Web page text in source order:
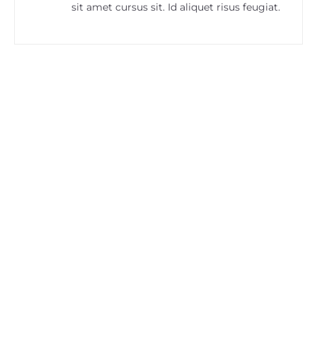
sit amet cursus sit. Id aliquet risus feugiat.